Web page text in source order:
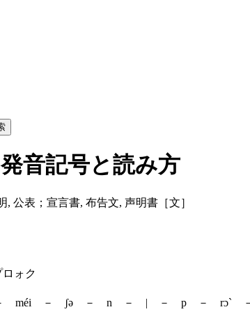
音記号と読み方
, 公表；宣言書, 布告文, 声明書［文］
ォク
méi － ʃə － n － | － p － rɔ`